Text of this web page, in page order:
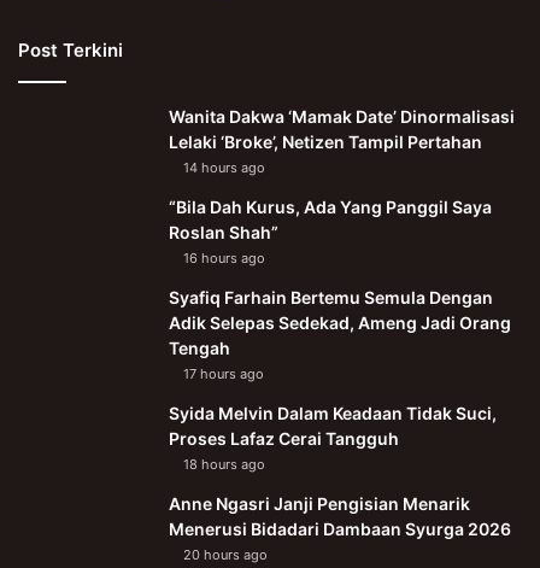
Post Terkini
Wanita Dakwa ‘Mamak Date’ Dinormalisasi
Lelaki ‘Broke’, Netizen Tampil Pertahan
14 hours ago
“Bila Dah Kurus, Ada Yang Panggil Saya
Roslan Shah”
16 hours ago
Syafiq Farhain Bertemu Semula Dengan
Adik Selepas Sedekad, Ameng Jadi Orang
Tengah
17 hours ago
Syida Melvin Dalam Keadaan Tidak Suci,
Proses Lafaz Cerai Tangguh
18 hours ago
Anne Ngasri Janji Pengisian Menarik
Menerusi Bidadari Dambaan Syurga 2026
20 hours ago